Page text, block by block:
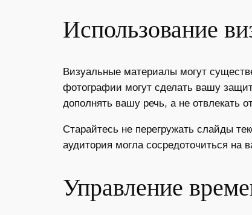
Использование
Визуальные материалы могут
фотографии могут сделать вашу
дополнять вашу речь, а не отвлекать
Старайтесь не перегружать слайды
аудитория могла сосредоточиться на
Управление